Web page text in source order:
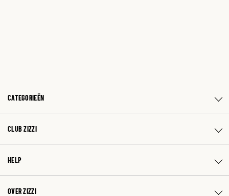
CATEGORIEËN
CLUB ZIZZI
HELP
OVER ZIZZI